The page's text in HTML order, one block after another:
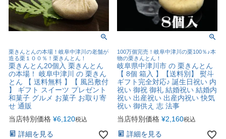
栗きんとんの本場！岐阜中津川の老舗が
造る栗１００％！栗きんとん！
栗きんとん20個入 栗きんとん
の本場！ 岐阜中津川 の 栗きん
とん 【 送料無料 】【 風呂敷付
】 ギフト スイーツ プレゼント
和菓子 グルメ お菓子 お取り寄
せ 通販
当店特別価格 ¥6,120税込
詳細を見る
100万個完売！岐阜中津川の栗100％♪本
物の栗きんとん！
岐阜県中津川市 の 栗きんとん
【 8個 箱入 】【送料別】 熨斗
ギフト完全対応♪ 誕生日祝い 内
祝い 御祝 御礼 結婚祝い 結婚内
祝い 出産祝い 出産内祝い 快気
祝い 御供え 志 法事
当店特別価格 ¥2,160税込
詳細を見る